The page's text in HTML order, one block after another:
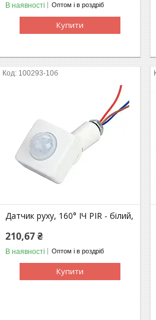
В наявності Оптом і в роздріб
Купити
100293-10б
Датчик руху, 160° ІЧ PIR - білий,
210,67 ₴
В наявності Оптом і в роздріб
Купити